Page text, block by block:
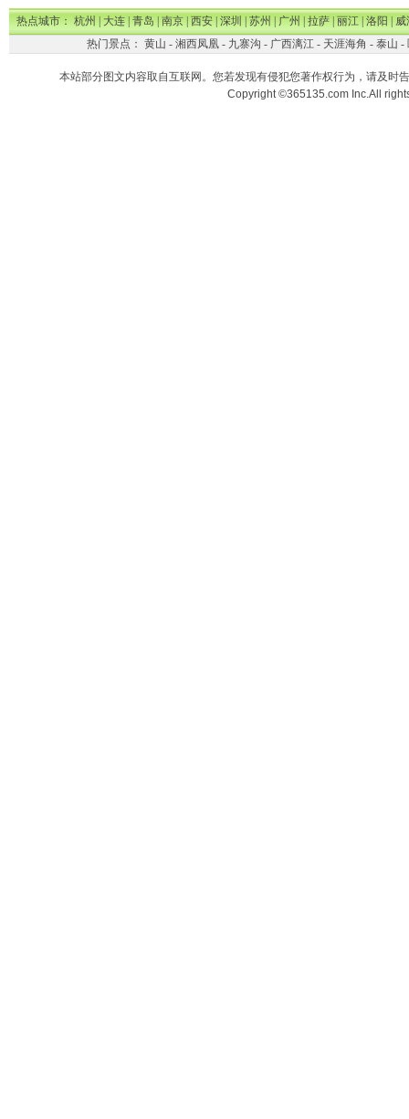
热点城市：杭州|大连|青岛|南京|西安|深圳|苏州|广州|拉萨|丽江|洛阳|威
热门景点： 黄山 - 湘西凤凰- 九寨沟 - 广西漓江- 天涯海角 - 泰山 -
本站部分图文内容取自互联网。您若发现有侵犯您著作权行为，请及时
Copyright ©365135.com Inc.All